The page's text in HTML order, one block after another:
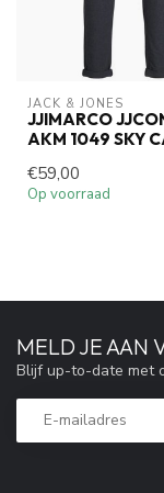
JACK & JONES
JJIMARCO
AKM 1049 SKY
€59,00
Op voorraad
MELD JE AAN
Blijf up-to-date met